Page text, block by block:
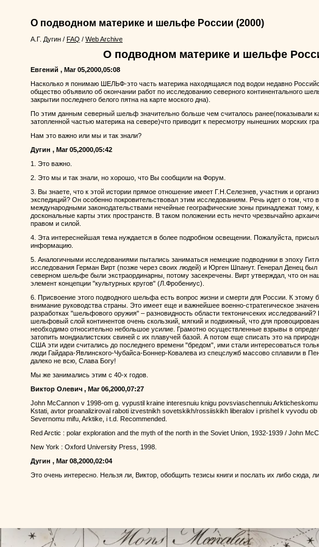
О подводном материке и шельфе России (2000)
А.Г. Дугин / FAQ / Web Archive
О подводном материке и шельфе
Евгений , Mar 05,2000,05:08
Насколько я понимаю ШЕЛЬФ-это часть материка находящаяся под водои недавно
общество объявило об окончании работ по исследованию северного континентального
закрытии последнего белого пятна на карте моского дна).
По этим данным северный шельф значительно больше чем считалось ранее(показывали
затопленной частью материка на севере)что приводит к пересмотру нынешних морских
Нам это важно или мы и так знали?
Дугин , Mar 05,2000,05:42
1. Это важно.
2. Это мы и так знали, но хорошо, что Вы сообщили на Форум.
3. Вы знаете, что к этой истории прямое отношение имеет Г.Н.Селезнев, участник и
экспедиций? Он особенно покровительствовал этим исследованиям. Речь идет о том, что в
международными законодательствами нечейные географические зоны принадлежат тому,
доскональные карты этих пространств. В таком положении есть нечто чрезвычайно
правом и силой.
4. Эта интереснейшая тема нуждается в более подробном освещении. Пожалуйста,
информацию.
5. Аналогичными исследованиями пытались заниматься немецкие подводники в эпоху
исследования Герман Вирт (позже через своих людей) и Юрген Шпанут. Генерал Денец был
северном шельфе были экстраординарны, потому засекречены. Вирт утверждал, что он
элемент концепции "культурных кругов" (Л.Фробениус).
6. Присвоение этого подводного шельфа есть вопрос жизни и смерти для России. К этому
внимание руководства страны. Это имеет еще и важнейшее военно-стратегическое
разработках "шельфового оружия" – разновидность области тектоничсеких
шельфовый слой континентов очень скользкий, мягкий и подвижный, что для
необходимо относительно небольшое усилие. Грамотно осуществленные взрывы в
затопить мондиалистских свиней с их плавучей базой. А потом еще списать это на
США эти идеи считались до последнего времени "бредом", ими стали интересоваться
люди Гайдара-Явлинского-Чубайса-Боннер-Ковалева из спецслужб массово сплавили в
далеко не всю, Слава Богу!
Мы же занимались этим с 40-х годов.
Виктор Олевич , Mar 06,2000,07:27
John McCannon v 1998-om g. vypustil kraine interesnuiu knigu povsviaschennuiu Arkticheskomu
Kstati, avtor proanaliziroval raboti izvestnikh sovetskikh/rossiiskikh liberalov i prishel k vyvodu ob
Severnomu mifu, Arktike, i t.d. Recommended.
Red Arctic : polar exploration and the myth of the north in the Soviet Union, 1932-1939 / John
New York : Oxford University Press, 1998.
Дугин , Mar 08,2000,02:04
Это очень интересно. Нельзя ли, Виктор, обобщить тезисы книги и послать их либо сюда,